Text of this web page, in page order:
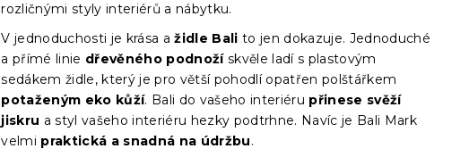
rozličnými styly interiérů a nábytku.
V jednoduchosti je krása ažidle Bali to jen dokazuje. Jednoduché
a přímé linie dřevěného podnožískvěle ladí s plastovým
sedákem židle, který je pro větší pohodlí opatřen polštářkem
potaženým eko kůží. Bali do vašeho interiéru přinese svěží
jiskru a styl vašeho interiéru hezky podtrhne. Navíc je Bali Mark
velmi praktická a snadná na údržbu.